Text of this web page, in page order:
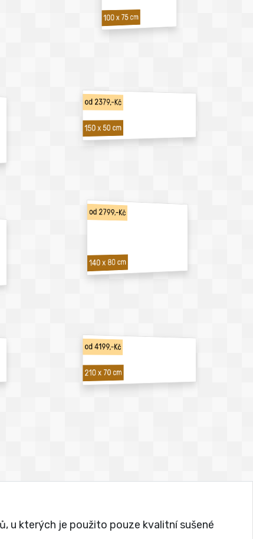
100 x 75 cm
od 2379,-Kč
150 x 50 cm
od 2799,-Kč
140 x 80 cm
od 4199,-Kč
210 x 70 cm
u kterých je použito pouze kvalitní sušené